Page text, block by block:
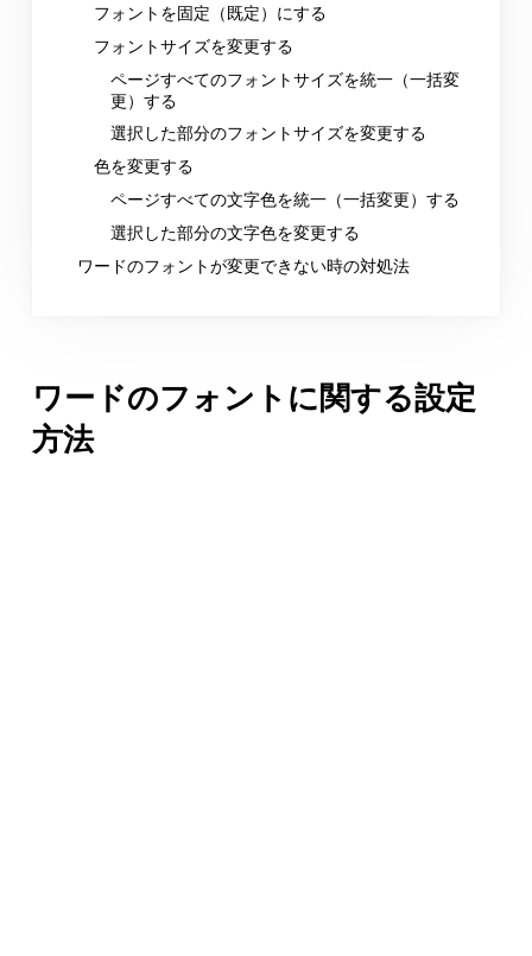
フォントを固定（既定）にする
フォントサイズを変更する
ページすべてのフォントサイズを統一（一括変
更）する
選択した部分のフォントサイズを変更する
色を変更する
ページすべての文字色を統一（一括変更）する
選択した部分の文字色を変更する
ワードのフォントが変更できない時の対処法
ワードのフォントに関する設定
方法